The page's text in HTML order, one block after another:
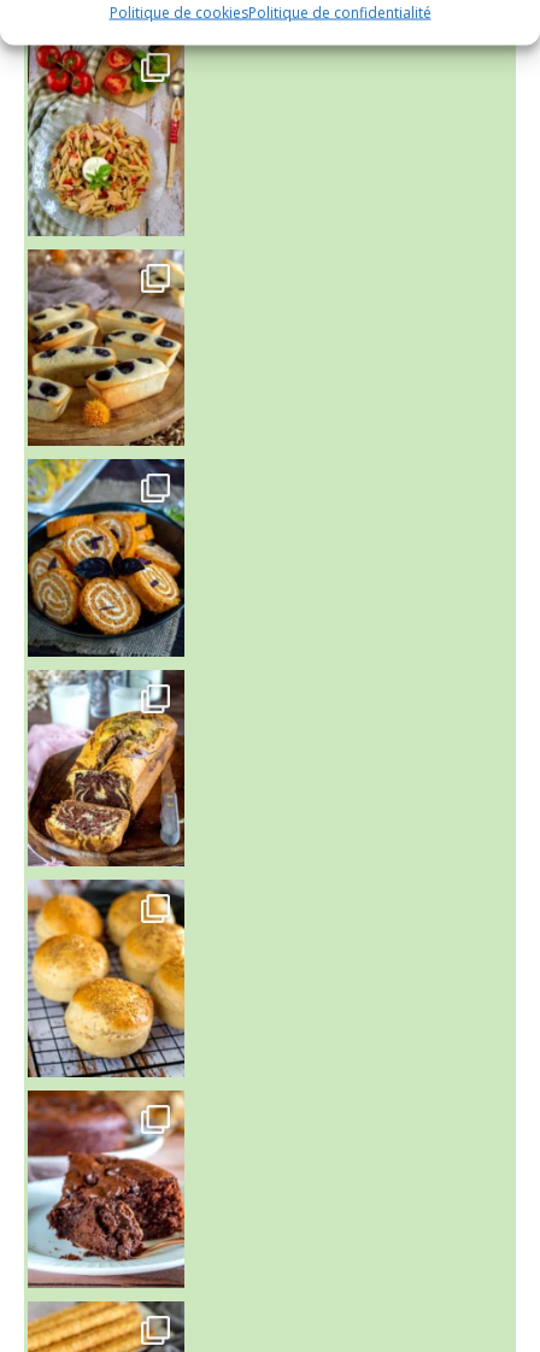
Politique de cookiesPolitique de confidentialité
~ SALADE DE PÂTES AUX DEUX TOMATES THON ET BURRA
~ FINANCIERS MYRTILLES ET CITRON ~
Aujourd'hu
~ BUNS MAISON ~
Un peu de boulange par ici au
~ GÂTEAU FONDANT CHOCO NOISETTE ~
C'est lundi